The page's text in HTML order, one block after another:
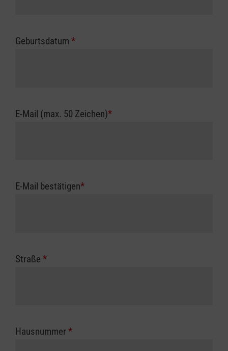
Geburtsdatum *
E-Mail (max. 50 Zeichen)*
E-Mail bestätigen*
Straße *
Hausnummer *